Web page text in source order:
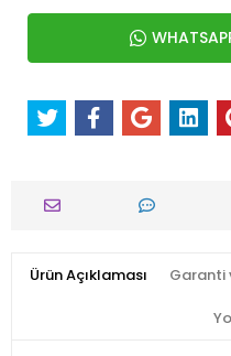
Ürün Açıklaması Garanti